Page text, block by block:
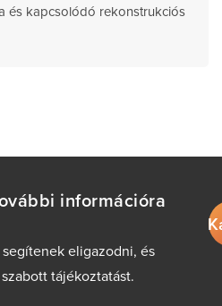
és kapcsolódó rekonstrukciós
információra
eligazodni, és
tájékoztatást.